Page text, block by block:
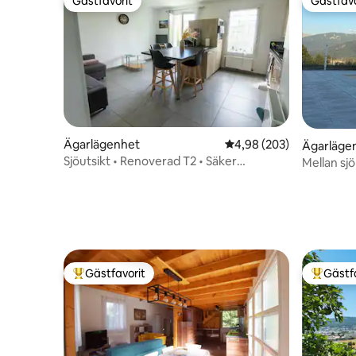
Gästfavorit
Ägarlägenhet 4,98 av 5 i
4,98 (203)
Sjöutsikt • Renoverad T2 • Säker
Mellan
Populär gästfavorit
Gästfavorit Populär